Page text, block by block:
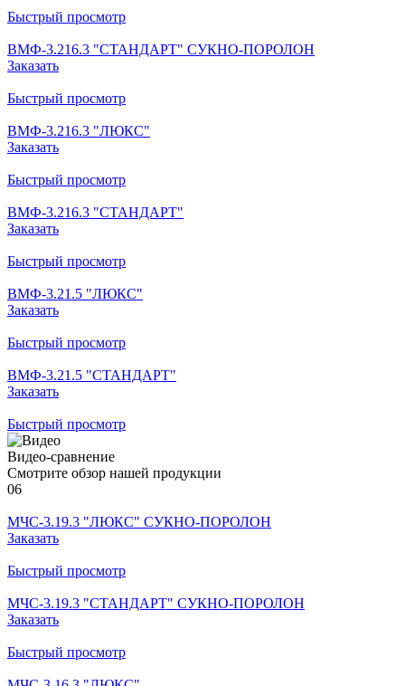
Быстрый просмотр
ВМФ-3.216.3 "СТАНДАРТ" СУКНО-ПОРОЛОН
Заказать
Быстрый просмотр
ВМФ-3.216.3 "ЛЮКС"
Заказать
Быстрый просмотр
ВМФ-3.216.3 "СТАНДАРТ"
Заказать
Быстрый просмотр
ВМФ-3.21.5 "ЛЮКС"
Заказать
Быстрый просмотр
ВМФ-3.21.5 "СТАНДАРТ"
Заказать
Быстрый просмотр
Видео-сравнение
Смотрите обзор нашей продукции
06
МЧС-3.19.3 "ЛЮКС" СУКНО-ПОРОЛОН
Заказать
Быстрый просмотр
МЧС-3.19.3 "СТАНДАРТ" СУКНО-ПОРОЛОН
Заказать
Быстрый просмотр